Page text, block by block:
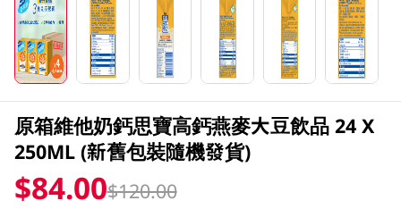
原箱維他奶鈣思寶高鈣燕麥大豆飲品 24 X
250ML (新舊包裝隨機發貨)
$84.00$120.00